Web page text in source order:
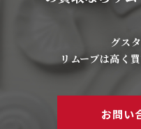
グス
リムーブは高く
お問い